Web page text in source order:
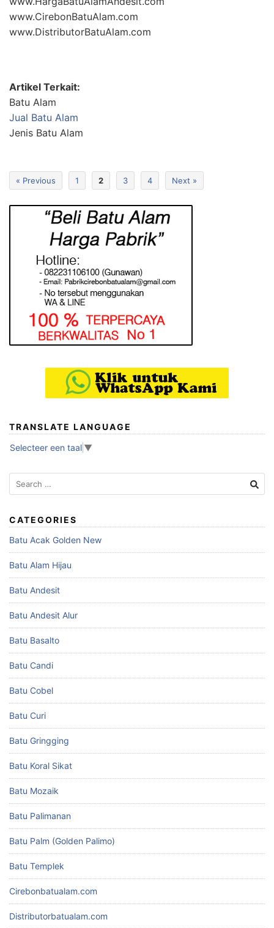
www.CirebonBatuAlam.com
www.DistributorBatuAlam.com
Artikel Terkait:
Batu Alam
Jual Batu Alam
Jenis Batu Alam
« Previous 1 2 3 4 Next »
TRANSLATE LANGUAGE
Selecteer een taal ▼
Search
for:
CATEGORIES
Batu Acak Golden New
Batu Alam Hijau
Batu Andesit
Batu Andesit Alur
Batu Basalto
Batu Candi
Batu Cobel
Batu Curi
Batu Gringging
Batu Koral Sikat
Batu Mozaik
Batu Palimanan
Batu Palm (Golden Palimo)
Batu Templek
Cirebonbatualam.com
Distributorbatualam.com